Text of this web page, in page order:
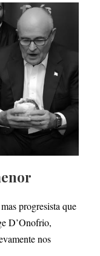
progresista que
D’Onofrio,
nos